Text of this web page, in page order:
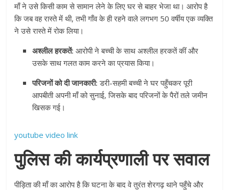
माँ ने उसे किसी काम से सामान लेने के लिए घर से बाहर भेजा था। आरोप है
कि जब वह रास्ते में थी, तभी गाँव के ही रहने वाले लगभग 50 वर्षीय एक व्यक्ति
ने उसे रास्ते में रोक लिया।
अश्लील हरकतें: आरोपी ने बच्ची के साथ अश्लील हरकतें कीं और
उसके साथ गलत काम करने का प्रयास किया।
परिजनों को दी जानकारी: डरी-सहमी बच्ची ने घर पहुँचकर पूरी
आपबीती अपनी माँ को सुनाई, जिसके बाद परिजनों के पैरों तले जमीन
खिसक गई।
youtube video link
पुलिस की कार्यप्रणाली पर सवाल
पीड़िता की माँ का आरोप है कि घटना के बाद वे तुरंत शेरगढ़ थाने पहुँचे और